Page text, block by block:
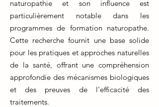
naturopathie et son influence est
particulièrement notable dans les
programmes de formation naturopathe.
Cette recherche fournit une base solide
pour les pratiques et approches naturelles
de la santé, offrant une compréhension
approfondie des mécanismes biologiques
et des preuves de l'efficacité des
traitements.